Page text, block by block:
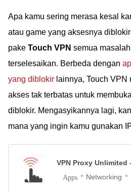
Apa kamu sering merasa kesal
atau game yang aksesnya
pake Touch VPN semua
terselesaikan. Berbeda dengan
yang diblokir lainnya, Touch VPN
akses tak terbatas untuk
diblokir. Mengasyikannya lagi,
mana yang ingin kamu gunakan
VPN Proxy Unlimited
Apps Networking